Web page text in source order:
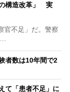
構造改革」 実
官不足」だ。警察
者数は10年間で2
て「患者不足」に